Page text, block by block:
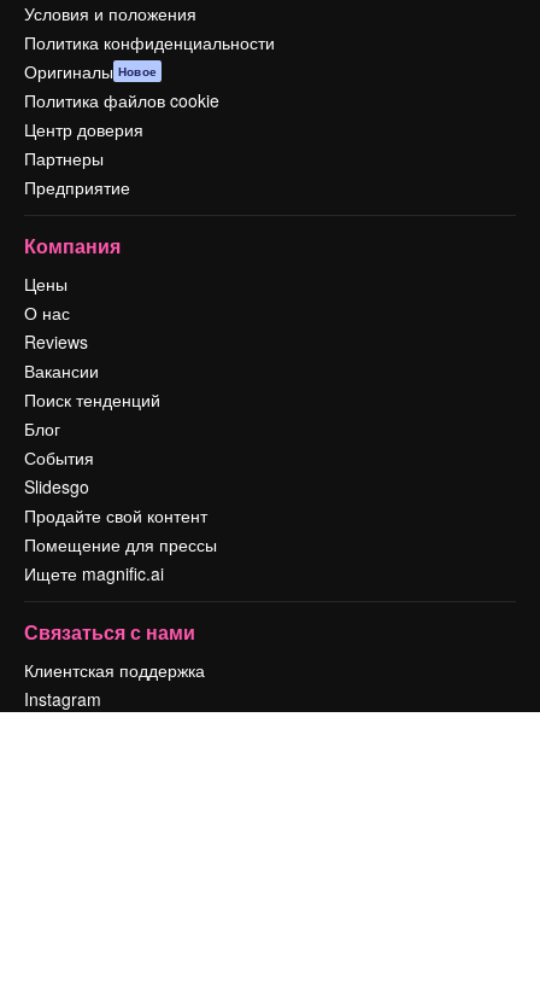
Условия и положения
Политика конфиденциальности
Оригиналы Новое
Политика файлов cookie
Центр доверия
Партнеры
Предприятие
Компания
Цены
О нас
Reviews
Вакансии
Поиск тенденций
Блог
События
Slidesgo
Продайте свой контент
Помещение для прессы
Ищете magnific.ai
Связаться с нами
Клиентская поддержка
Instagram